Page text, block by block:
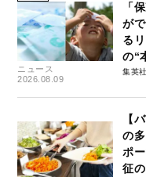
ニュース
2026.08.09
「
が
る
の“
集英
【
の
ポ
征